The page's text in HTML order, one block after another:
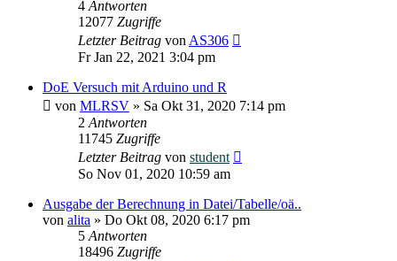
4 Antworten
12077 Zugriffe
Letzter Beitrag von AS306
Fr Jan 22, 2021 3:04 pm
DoE Versuch mit Arduino und R
von MLRSV » Sa Okt 31, 2020 7:14 pm
2 Antworten
11745 Zugriffe
Letzter Beitrag von student
So Nov 01, 2020 10:59 am
Ausgabe der Berechnung in Datei/Tabelle/oä..
von alita » Do Okt 08, 2020 6:17 pm
5 Antworten
18496 Zugriffe